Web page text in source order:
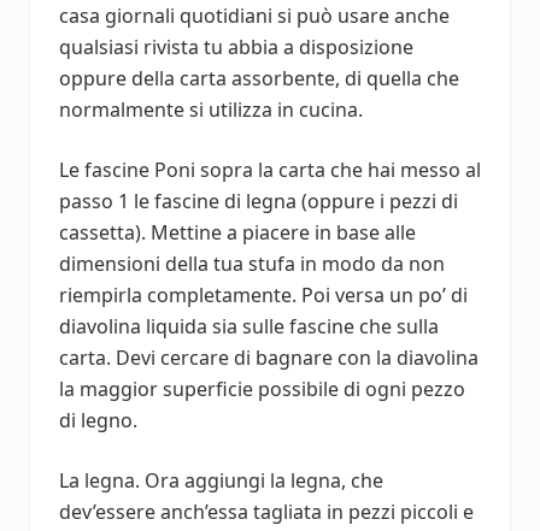
casa giornali quotidiani si può usare anche
qualsiasi rivista tu abbia a disposizione
oppure della carta assorbente, di quella che
normalmente si utilizza in cucina.
Le fascine Poni sopra la carta che hai messo al
passo 1 le fascine di legna (oppure i pezzi di
cassetta). Mettine a piacere in base alle
dimensioni della tua stufa in modo da non
riempirla completamente. Poi versa un po’ di
diavolina liquida sia sulle fascine che sulla
carta. Devi cercare di bagnare con la diavolina
la maggior superficie possibile di ogni pezzo
di legno.
La legna. Ora aggiungi la legna, che
dev’essere anch’essa tagliata in pezzi piccoli e